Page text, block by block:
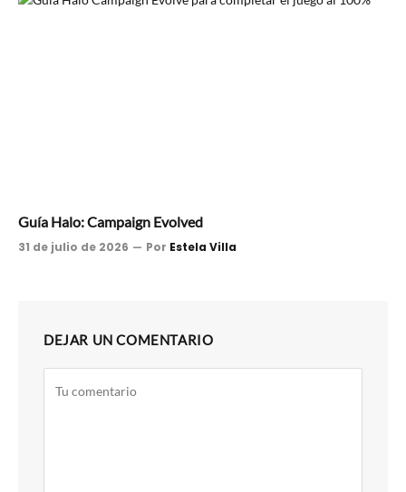
Guía Halo: Campaign Evolved
31 de julio de 2026 Por Estela Villa
DEJAR UN COMENTARIO